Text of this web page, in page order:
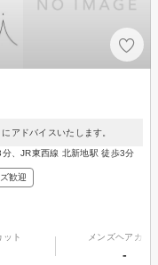
アドバイスいたします。
、JR東西線 北新地駅 徒歩3分
歓迎
ット メンズヘアカラ
-